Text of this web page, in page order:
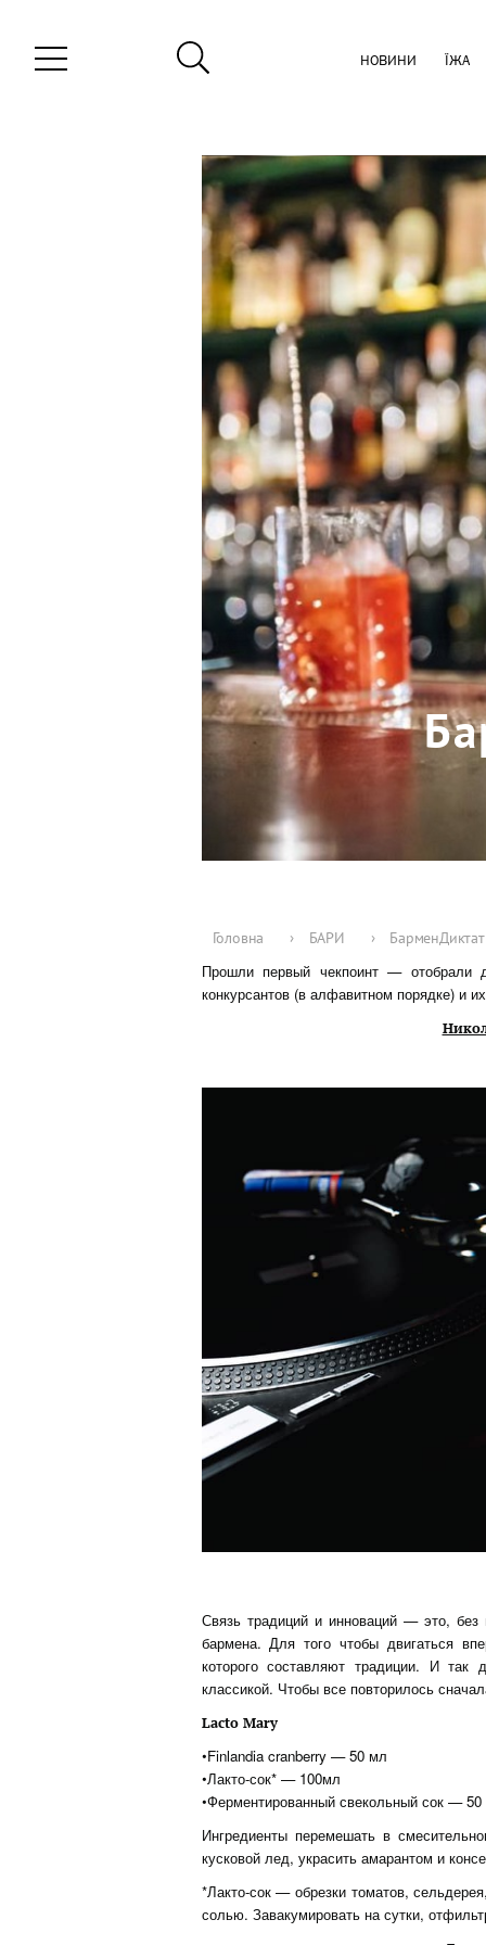
НОВИНИ ЇЖА
Головна › БАРИ ›
Прошли первый чекпоинт — отобрали
конкурсантов (в алфавитном порядке) и
Связь традиций и инноваций — это, без
бармена. Для того чтобы двигаться
которого составляют традиции. И
классикой. Чтобы все повторилось
Lacto Mary
•Finlandia cranberry — 50 мл
•Лакто-сок* — 100мл
•Ферментированный свекольный сок —
Ингредиенты перемешать в
кусковой лед, украсить амарантом и
*Лакто-сок — обрезки томатов,
солью. Завакумировать на сутки,